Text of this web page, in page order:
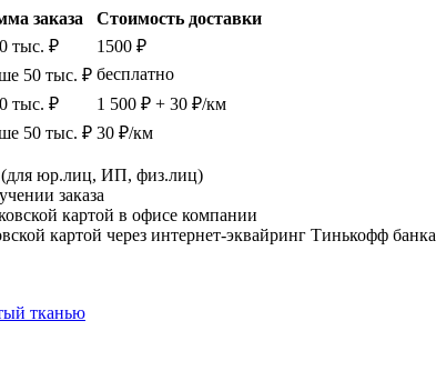
заказа
Стоимость доставки
тыс. ₽
1500 ₽
50 тыс. ₽ бесплатно
тыс. ₽
1 500 ₽ + 30 ₽/км
50 тыс. ₽ 30 ₽/км
(для юр.лиц, ИП, физ.лиц)
заказа
картой в офисе компании
картой через интернет-эквайринг Тинькофф банка
тканью